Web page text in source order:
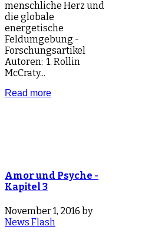
menschliche Herz und
die globale
energetische
Feldumgebung -
Forschungsartikel
Autoren: 1. Rollin
McCraty...
Read more
Amor und Psyche -
Kapitel 3
November 1, 2016 by
News Flash